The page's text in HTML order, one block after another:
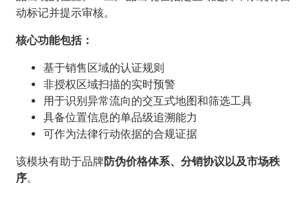
动标记并提示审核。
核心功能包括：
基于销售区域的认证规则
非授权区域扫描的实时预警
用于识别异常流向的交互式地图和筛选工具
具备位置信息的单品级追溯能力
可作为法律行动依据的合规证据
该模块有助于品牌防伪价格体系、分销协议以及市场秩
序。